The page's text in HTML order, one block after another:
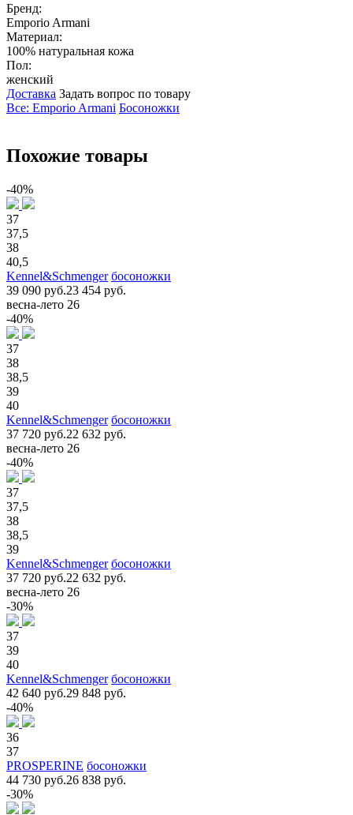
Бренд:
Emporio Armani
Материал:
100% натуральная кожа
Пол:
женский
Доставка Задать вопрос по товару
Все: Emporio Armani Босоножки
Похожие товары
-40%
37
37,5
38
40,5
Kennel&Schmenger босоножки
39 090 руб.23 454 руб.
весна-лето 26
-40%
37
38
38,5
39
40
Kennel&Schmenger босоножки
37 720 руб.22 632 руб.
весна-лето 26
-40%
37
37,5
38
38,5
39
Kennel&Schmenger босоножки
37 720 руб.22 632 руб.
весна-лето 26
-30%
37
39
40
Kennel&Schmenger босоножки
42 640 руб.29 848 руб.
-40%
36
37
PROSPERINE босоножки
44 730 руб.26 838 руб.
-30%